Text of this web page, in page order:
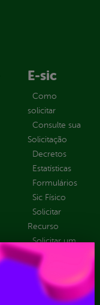
E-sic
Como
solicitar
Consulte sua
Solicitação
Decretos
Estatísticas
Formulários
Sic Físico
Solicitar
Recurso
Solicitar um
pedido